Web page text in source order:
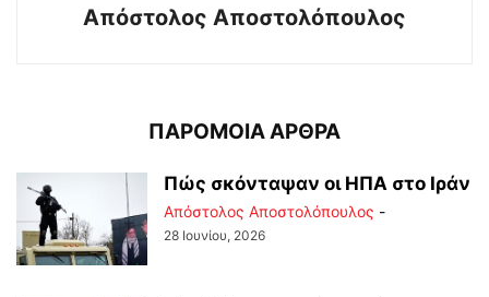
Απόστολος Αποστολόπουλος
ΠΑΡΟΜΟΙΑ ΑΡΘΡΑ
Πώς σκόνταψαν οι ΗΠΑ στο Ιράν
Απόστολος Αποστολόπουλος -
28 Ιουνίου, 2026